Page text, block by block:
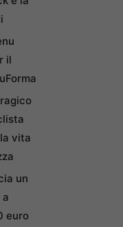
il
vita
un
euro